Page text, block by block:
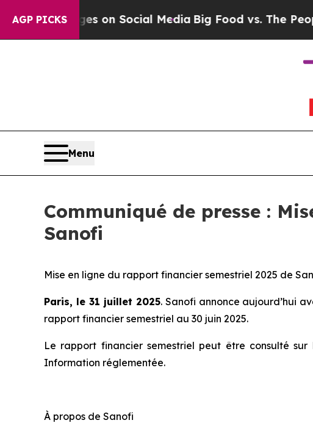
AGP PICKSon Social Media Big Food vs. The People.
Menu
Communiqué de presse :
Sanofi
Mise en ligne du rapport financier semestriel 2025 de
Paris, le 31 juillet 2025. Sanofi annonce aujourd’hui
rapport financier semestriel au 30 juin 2025.
Le rapport financier semestriel peut être consulté
Information réglementée.
À propos de Sanofi